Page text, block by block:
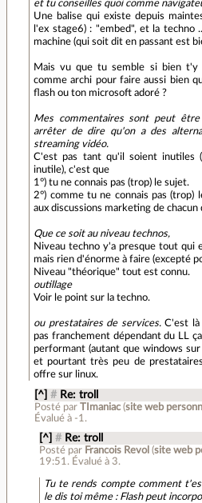
et tu conseilles quoi comme
Une balise qui existe depuis
l'ex stage6) : "embed", et la techno
machine (qui soit dit en passant est
Mais vu que tu semble si bien t'y
comme archi pour faire aussi bien
flash ou ton microsoft adoré ?
Mes commentaires sont peut
arrêter de dire qu'on a des
streaming vidéo.
C'est pas tant qu'il soient inutiles
inutile), c'est que
1°) tu ne connais pas (trop) le sujet.
2°) comme tu ne connais pas
aux discussions marketing de chacun
Que ce soit au niveau technos,
Niveau techno y'a presque tout qui
mais rien d'énorme à faire (excepté
Niveau "théorique" tout est connu.
outillage
Voir le point sur la techno.
ou prestataires de services.C'est là
pas franchement dépendant du LL
performant (autant que windows
et pourtant très peu de
offre sur linux.
[^] # Re: troll
Posté par TImaniac(site web
Évalué à -1 .
[^] # Re: troll
Posté par Francois Revol (site web
19:51 . Évalué à 3.
Tu te rends compte comment
le dis toi même : Flash peut